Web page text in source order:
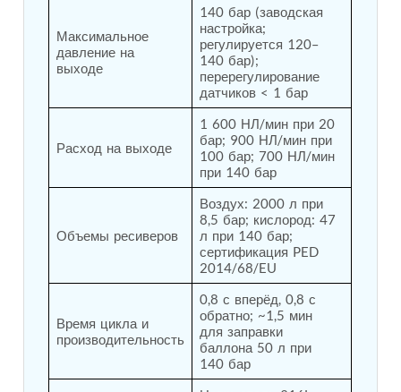
General Purpose Pneumatic Test Rig
Mobile Aviation 400Hz Load Bank (Air-Cooled &
Water-Cooled Versions)
Aerospace Hydraulic Pump / Motor Test Bench
Modification of Command-and-Control Carrier
Fuel (ATF) Pump and Nozzle Pressure Ratio Test
Stand
Oxygen Component Test Benches
Hydraulic Filter Test Bench
Chemical Weapon Destruction Facility
Burst Chamber for Hydrogen Cylinder Testing
Fuel Contents Gauging Probe Test Rig – Light
Portable Pneumatic Test Rig for Rudder Actuator
Rudder & Tailplane Test Equipment
Gauge Pressure Switch Test Rig
Hydraulic Proof Pressure Test Rig
Light Strike Vehicle Modification and Upgrade
Максимальное
давление на
выходе
140 бар (заводская
настройка;
регулируется 120–
140 бар);
перерегулирование
датчиков < 1 бар
Расход на выходе
1 600 НЛ/мин при 20
бар; 900 НЛ/мин при
100 бар; 700 НЛ/мин
при 140 бар
Объемы ресиверов
Воздух: 2000 л при
8,5 бар; кислород: 47
л при 140 бар;
сертификация PED
2014/68/EU
Время цикла и
производительность
0,8 с вперёд, 0,8 с
обратно; ~1,5 мин
для заправки
баллона 50 л при
140 бар